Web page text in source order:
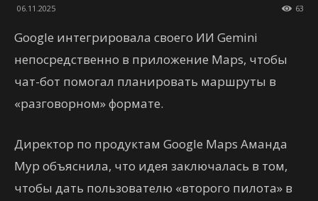
06.11.2025 63
Google интегрировала своего ИИ Gemini
непосредственно в приложение Maps, чтобы
чат-бот помогал планировать маршруты в
«разговорном» формате.
Директор по продуктам Google Maps Аманда
Мур объяснила, что идея заключалась в том,
чтобы дать пользователю «второго пилота» в